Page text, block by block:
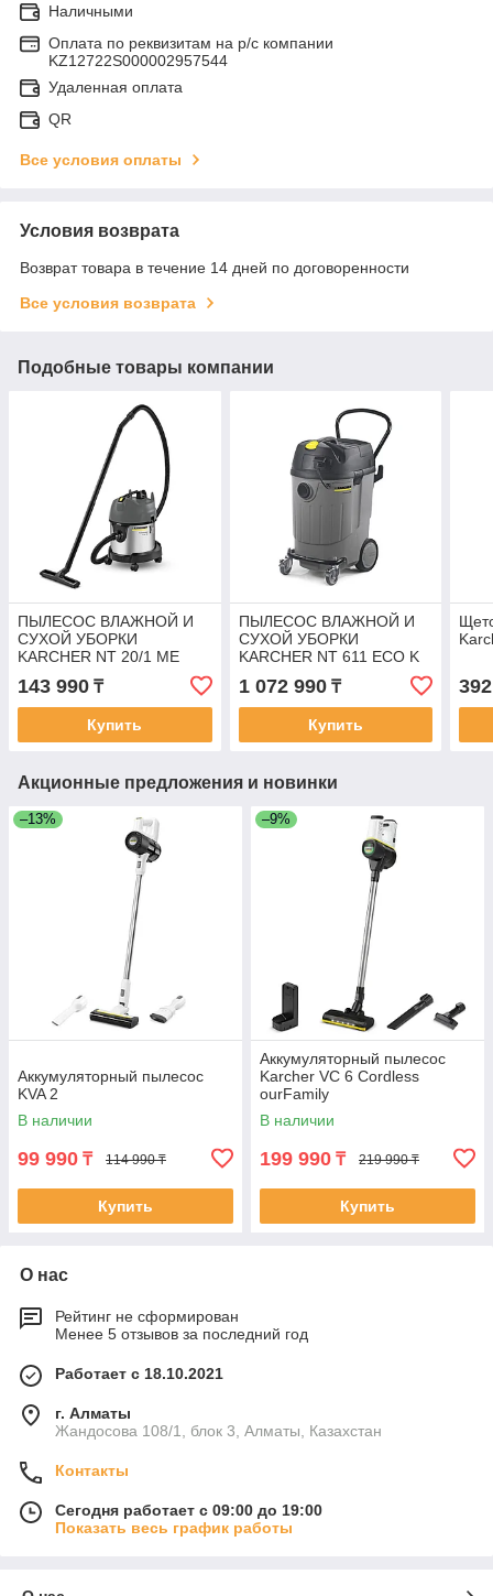
Наличными
Оплата по реквизитам на р/с компании
KZ12722S000002957544
Удаленная оплата
QR
Все условия оплаты
Условия возврата
Возврат товара в течение 14 дней по договоренности
Все условия возврата
Подобные товары компании
ПЫЛЕСОС ВЛАЖНОЙ И
СУХОЙ УБОРКИ
KARCHER NT 20/1 ME
CLASSIC EDITION
143 990 ₸
Купить
ПЫЛЕСОС ВЛАЖНОЙ И
СУХОЙ УБОРКИ
KARCHER NT 611 ECO K
1 072 990₸
Купить
Акционные предложения и новинки
–13%
Аккумуляторный пылесос
KVA 2
В наличии
99 990 ₸ 114 990 ₸
Купить
–9%
Аккумуляторный пылесос
Karcher VC 6 Cordless
ourFamily
В наличии
199 990 ₸ 219 990 ₸
Купить
О нас
Рейтинг не сформирован
Менее 5 отзывов за последний год
Работает с 18.10.2021
г. Алматы
Жандосова 108/1, блок 3, Алматы, Казахстан
Контакты
Сегодня работает с 09:00 до 19:00
Показать весь график работы